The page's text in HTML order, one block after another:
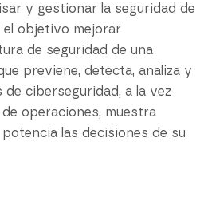
y gestionar la seguridad de
objetivo mejorar
de seguridad de una
previene, detecta, analiza y
ciberseguridad, a la vez
operaciones, muestra
las decisiones de su